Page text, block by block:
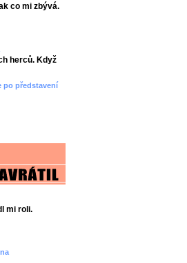
co mi zbývá.
herců. Když
po představení
mi roli.